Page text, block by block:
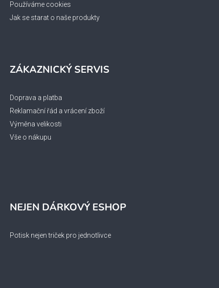
Používáme cookies
Jak se starat o naše produkty
ZÁKAZNICKÝ SERVIS
Doprava a platba
Reklamační řád a vrácení zboží
Výměna velikosti
Vše o nákupu
NEJEN DÁRKOVÝ ESHOP
Potisk nejen triček pro jednotlivce